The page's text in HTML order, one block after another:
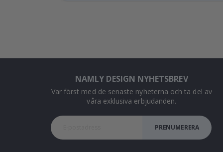
NAMLY DESIGN NYHETSBREV
Var först med de senaste nyheterna och ta del av
våra exklusiva erbjudanden.
PRENUMERERA